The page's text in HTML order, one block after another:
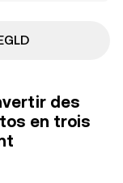
des
en trois